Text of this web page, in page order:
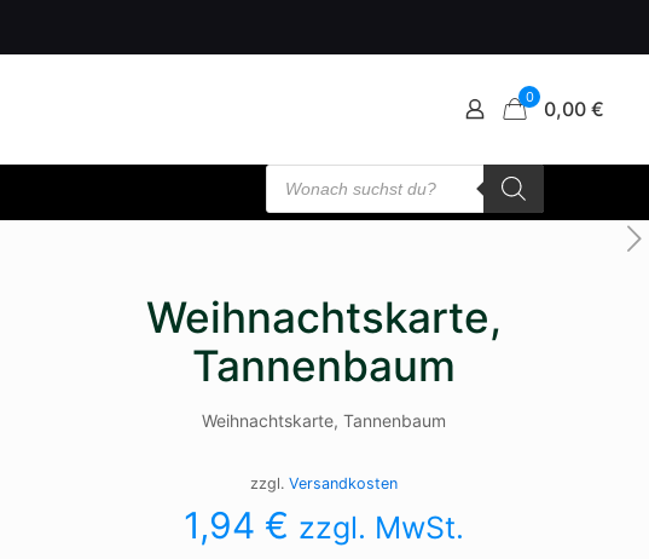
0 0,00 €
Products
search
Weihnachtskarte,
Tannenbaum
Weihnachtskarte, Tannenbaum
zzgl.Versandkosten
1,94 € zzgl. MwSt.